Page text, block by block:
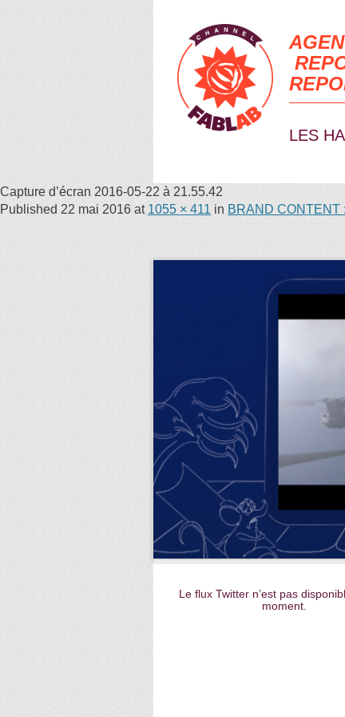
LES
Capture d’écran 2016-05-22 à 21.55.42
Published 22 mai 2016 at 1055 × 411 in BRAND CONTENT
Le flux Twitter n’est pas
moment.